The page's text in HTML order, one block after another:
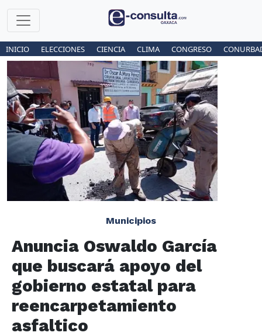
INICIO ELECCIONES CIENCIA CLIMA CONGRESO
Municipios
Anuncia Oswaldo García
que buscará apoyo del
gobierno estatal para
reencarpetamiento
asfaltico